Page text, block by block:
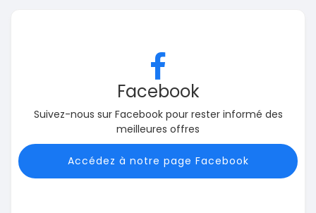
Facebook
Suivez-nous sur Facebook pour rester informé des
meilleures offres
Accédez à notre page Facebook